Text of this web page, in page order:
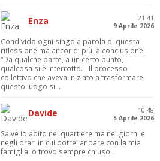
Enza
21:41
9 Aprile 2026
Condivido ogni singola parola di questa
riflessione ma ancor di più la conclusione:
“Da qualche parte, a un certo punto,
qualcosa si è interrotto. Il processo
collettivo che aveva iniziato a trasformare
questo luogo si...
Davide
10:48
5 Aprile 2026
Salve io abito nel quartiere ma nei giorni e
negli orari in cui potrei andare con la mia
famiglia lo trovo sempre chiuso..